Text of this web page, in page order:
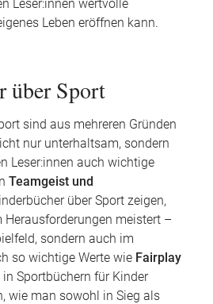
Leser:innen wertvolle
Leben eröffnen kann.
über Sport
sind aus mehreren Gründen
nur unterhaltsam, sondern
Leser:innen auch wichtige
Teamgeist und
über Sport zeigen,
meistert –
sondern auch im
so wichtige Werte wie Fairplay
in Sportbüchern für Kinder
wie man sowohl in Sieg als